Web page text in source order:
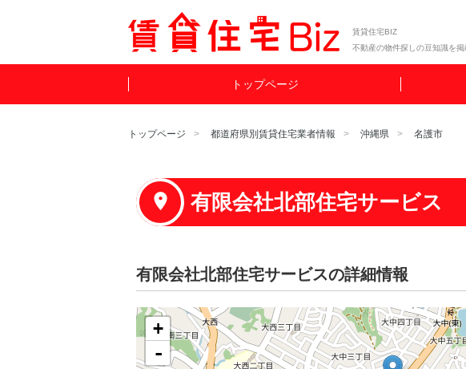
賃貸住宅BIZ
不動産の物件探しの豆知識を掲
トップページ
トップページ 都道府県別賃貸住宅業者情報 沖縄県 名護市
有限会社北部住宅サービス
有限会社北部住宅サービスの詳細情報
+
-